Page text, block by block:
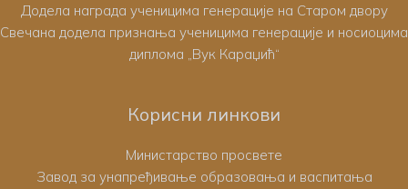
Додела награда ученицима генерације на Старом двору
Свечана додела признања ученицима генерације и носиоцима
диплома „Вук Караџић“
Корисни линкови
Министарство просвете
Завод за унапређивање образовања и васпитања